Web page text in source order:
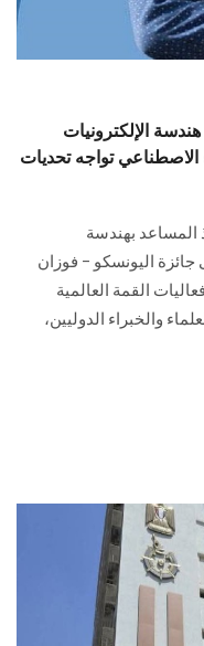
الإلكترونيات
الاصطناعي تواجه تحديات
المساعد بهندسة
جائزة اليونسكو – فوزان
الاصطناعي لعام 2023، في فعاليات القمة العالمية
والخبراء الدوليين،